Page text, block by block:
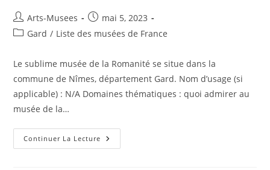
Arts-Musees
mai 5, 2023
Gard / Liste des musées de France
Le sublime musée de la Romanité se situe dans la
commune de Nîmes, département Gard. Nom d’usage (si
applicable) : N/A Domaines thématiques : quoi admirer au
musée de la…
Continuer La Lecture